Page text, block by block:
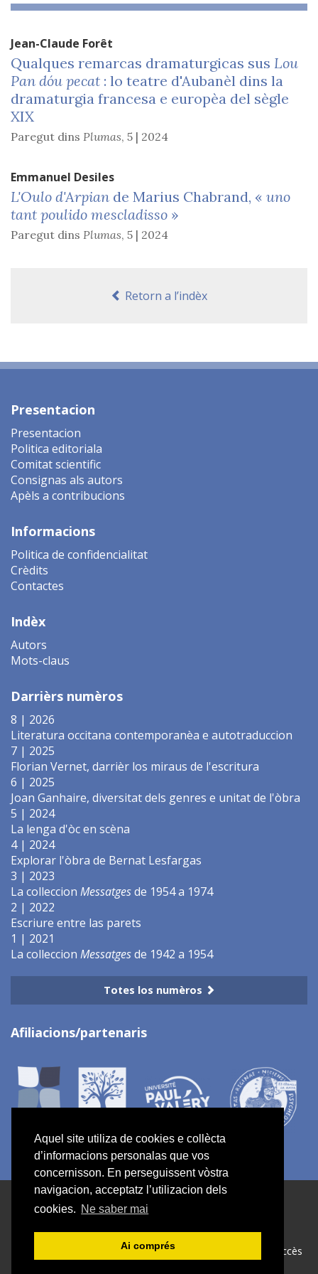
Aquel site utiliza de cookies e collècta
d’informacions personalas que vos
concernisson. En perseguissent vòstra
navigacion, acceptatz l’utilizacion dels
cookies. Ne saber mai
Ai comprés
Jean-Claude Forêt
Qualques remarcas dramaturgicas sus Lou
Pan dóu pecat : lo teatre d'Aubanèl dins la
dramaturgia francesa e europèa del sègle
XIX
Paregut dins Plumas, 5 | 2024
Emmanuel Desiles
L'Oulo d'Arpian de Marius Chabrand, « uno
tant poulido mescladisso »
Paregut dins Plumas, 5 | 2024
Retorn a l’indèx
Presentacion
Presentacion
Politica editoriala
Comitat scientific
Consignas als autors
Apèls a contribucions
Informacions
Politica de confidencialitat
Crèdits
Contactes
Indèx
Autors
Mots-claus
Darrièrs numèros
8 | 2026
Literatura occitana contemporanèa e autotraduccion
7 | 2025
Florian Vernet, darrièr los miraus de l'escritura
6 | 2025
Joan Ganhaire, diversitat dels genres e unitat de l'òbra
5 | 2024
La lenga d'òc en scèna
4 | 2024
Explorar l'òbra de Bernat Lesfargas
3 | 2023
La colleccion Messatgesde 1954 a 1974
2 | 2022
Escriure entre las parets
1 | 2021
La colleccion Messatgesde 1942 a 1954
Totes los numèros
Afiliacions/partenaris
ISSN electronic 2967-7734
Mapa del site
Créé et hébergé par Chapitre 9—
Accès